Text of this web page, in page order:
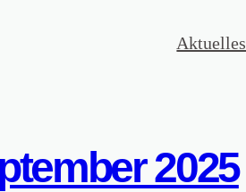
Aktuelles
2025